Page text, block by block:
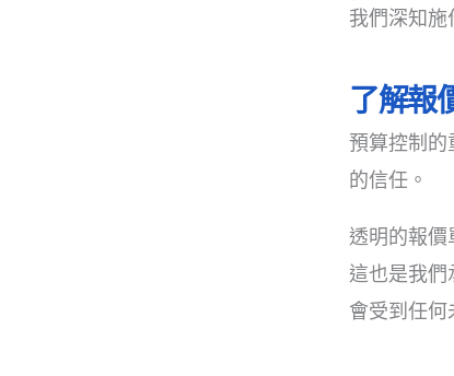
我們深知施
了解報
預算控制的
的信任。
透明的報價
這也是我們
會受到任何